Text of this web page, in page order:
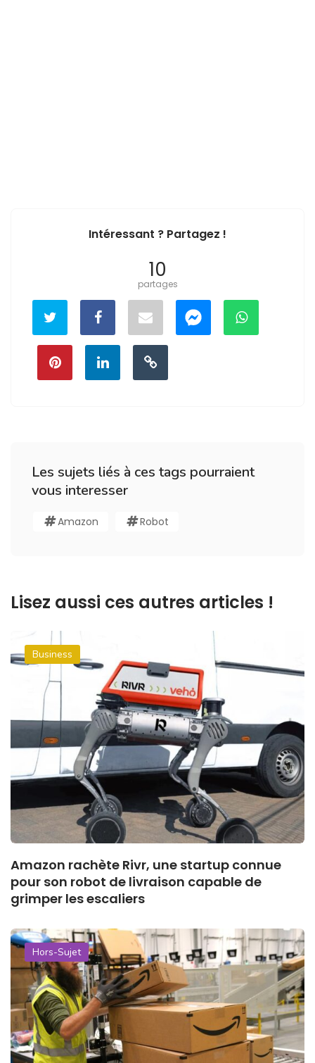
Intéressant ? Partagez !
10
partages
Les sujets liés à ces tags pourraient
vous interesser
Amazon Robot
Lisez aussi ces autres articles !
Business
Amazon rachète Rivr, une startup connue
pour son robot de livraison capable de
grimper les escaliers
Hors-Sujet